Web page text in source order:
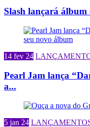
Slash lançará álbum
14 fev 24
Pearl Jam lança
a...
5 jan 24